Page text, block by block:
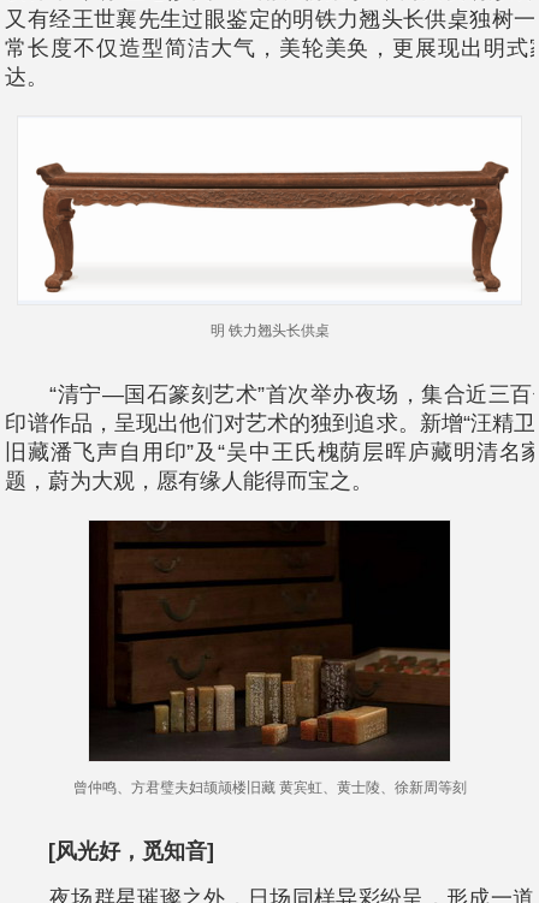
又有经王世襄先生过眼鉴定的明铁力翘头长供桌独树
常长度不仅造型简洁大气，美轮美奂，更展现出明式
达。
明 铁力翘头长供桌
“清宁—国石篆刻艺术”首次举办夜场，集合近三百
印谱作品，呈现出他们对艺术的独到追求。新增“汪精
旧藏潘飞声自用印”及“吴中王氏槐荫层晖庐藏明清名
题，蔚为大观，愿有缘人能得而宝之。
曾仲鸣、方君璧夫妇颉颃楼旧藏 黄宾虹、黄士陵、徐新周等刻
[风光好，觅知音]
夜场群星璀璨之外，日场同样异彩纷呈，形成一道